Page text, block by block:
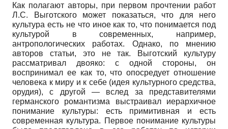
Как полагают авторы, при первом прочтении работ
Л.С. Выготского может показаться, что для него
культура есть не что иное как то, что понимается под
культурой в современных, например,
антропологических работах. Однако, по мнению
авторов статьи, это не так. Выготский культуру
рассматривал двояко: с одной стороны, он
воспринимал ее как то, что опосредует отношение
человека к миру и к себе (идея культурного средства,
орудия), с другой — вслед за представителями
германского романтизма выстраивал иерархичное
понимание культуры: есть примитивная и есть
современная культура. Первое понимание культуры